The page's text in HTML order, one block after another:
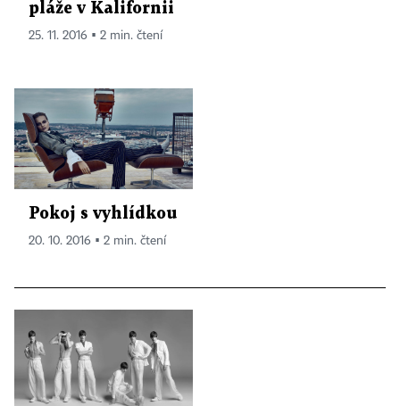
pláže v Kalifornii
25. 11. 2016 ▪ 2 min. čtení
Pokoj s vyhlídkou
20. 10. 2016 ▪ 2 min. čtení